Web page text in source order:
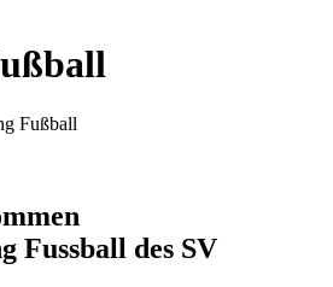
Fussball des SV